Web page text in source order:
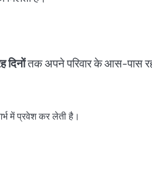
दिनोंतक अपने परिवार के आस-पास
में प्रवेश कर लेती है।